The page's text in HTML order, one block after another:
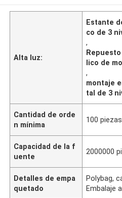
Alta luz:
Estante
co de 3
,
lico de
,
montaje
tal de 3
Cantidad de orde
n mínima
100 piezas
Capacidad de la f
uente
2000000
Detalles de empa
quetado
Polybag,
Embalaje